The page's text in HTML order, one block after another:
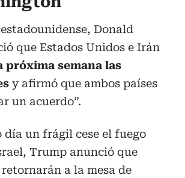
Donald
que Estados Unidos e Irán
próxima semana las
y afirmó que ambos países
un acuerdo”.
día un frágil cese el fuego
Trump anunció que
a la mesa de